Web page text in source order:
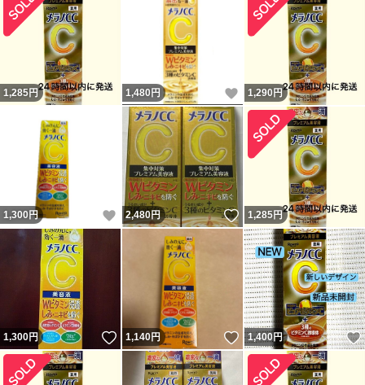
1,285円 1,480 円 いいね！
1,290 円
1,300 円 いいね！
2,480円 いいね！
1,285円
1,300円 いいね！
1,140円 いいね！
1,400 円